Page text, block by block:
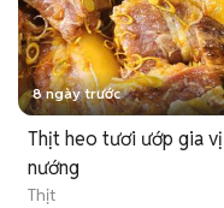
8 ngày trước
Thịt heo tươi ướp gia vị
nướng
Thịt